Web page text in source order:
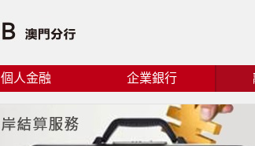
個人金融 企業銀行